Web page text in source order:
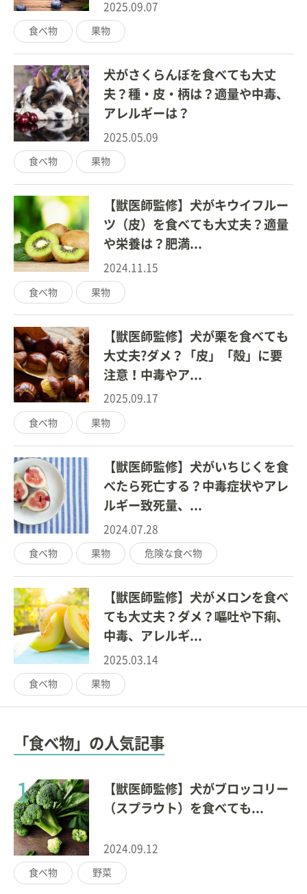
2025.09.07
食べ物 果物
犬がさくらんぼを食べても大丈
夫？種・皮・柄は？適量や中毒、
アレルギーは？
2025.05.09
食べ物 果物
【獣医師監修】犬がキウイフルー
ツ（皮）を食べても大丈夫？適量
や栄養は？肥満...
2024.11.15
食べ物 果物
【獣医師監修】犬が栗を食べても
大丈夫?ダメ？「皮」「殻」に要
注意！中毒やア...
2025.09.17
食べ物 果物
【獣医師監修】犬がいちじくを食
べたら死亡する？中毒症状やアレ
ルギー致死量、...
2024.07.28
食べ物 果物 危険な食べ物
【獣医師監修】犬がメロンを食べ
ても大丈夫？ダメ？嘔吐や下痢、
中毒、アレルギ...
2025.03.14
食べ物 果物
「食べ物」の人気記事
1
【獣医師監修】犬がブロッコリー
（スプラウト）を食べても...
2024.09.12
食べ物 野菜